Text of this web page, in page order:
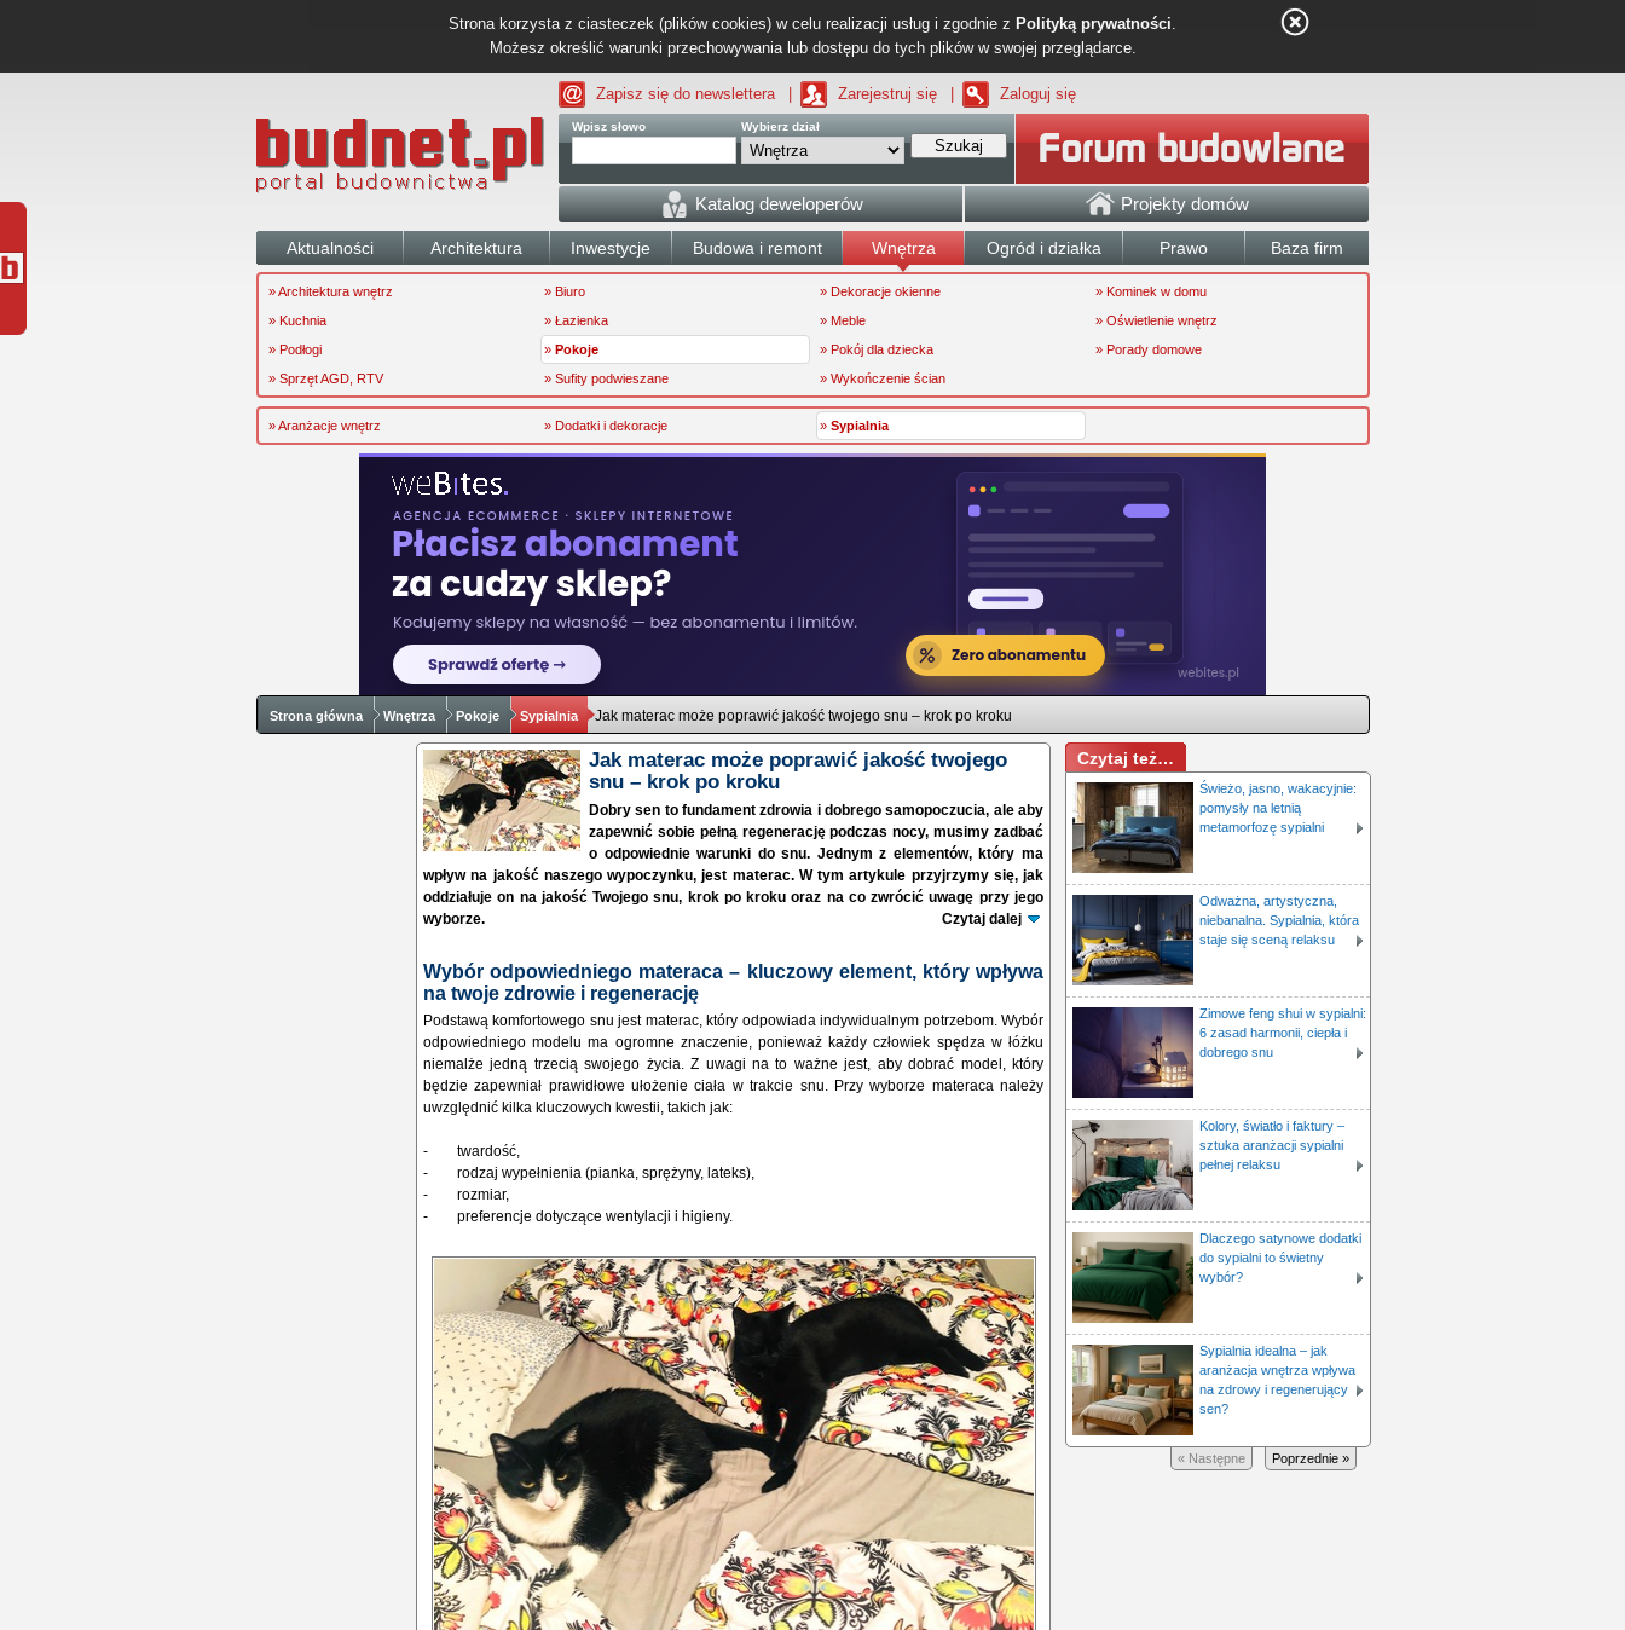
Strona korzysta z ciasteczek (plików cookies) w celu realizacji usług i zgodnie z Polityką prywatności.
Możesz określić warunki przechowywania lub dostępu do tych plików w swojej przeglądarce.
Zapisz się do newslettera Zarejestruj się Zaloguj się
Wpisz słowo Wybierz dział
Szukaj
Katalog deweloperów Projekty domów
Aktualności Architektura Inwestycje Budowa i remont Wnętrza Ogród i działka Prawo Baza firm
» Architektura wnętrz » Biuro » Dekoracje okienne
» Kominek w domu
» Kuchnia
» Łazienka » Meble
» Oświetlenie wnętrz
» Podłogi
» Pokoje » Pokój dla dziecka
» Porady domowe
» Sprzęt AGD, RTV
» Sufity podwieszane » Wykończenie ścian
» Aranżacje wnętrz » Dodatki i dekoracje » Sypialnia
Strona główna Wnętrza Pokoje Sypialnia Jak materac może poprawić jakość twojego snu – krok po kroku
Jak materac może poprawić jakość twojego
snu – krok po kroku
Dobry sen to fundament zdrowia i dobrego samopoczucia, ale aby
zapewnić sobie pełną regenerację podczas nocy, musimy zadbać
o odpowiednie warunki do snu. Jednym z elementów, który ma
wpływ na jakość naszego wypoczynku, jest materac. W tym artykule przyjrzymy się, jak
oddziałuje on na jakość Twojego snu, krok po kroku oraz na co zwrócić uwagę przy jego
wyborze.
Czytaj dalej
Wybór odpowiedniego materaca – kluczowy element, który wpływa
na twoje zdrowie i regenerację
Podstawą komfortowego snu jest materac, który odpowiada indywidualnym potrzebom. Wybór
odpowiedniego modelu ma ogromne znaczenie, ponieważ każdy człowiek spędza w łóżku
niemalże jedną trzecią swojego życia. Z uwagi na to ważne jest, aby dobrać model, który
będzie zapewniał prawidłowe ułożenie ciała w trakcie snu. Przy wyborze materaca należy
uwzględnić kilka kluczowych kwestii, takich jak:
- twardość,
- rodzaj wypełnienia (pianka, sprężyny, lateks),
- rozmiar,
- preferencje dotyczące wentylacji i higieny.
Czytaj też…
Świeżo, jasno, wakacyjnie:
pomysły na letnią
metamorfozę sypialni
Odważna, artystyczna,
niebanalna. Sypialnia, która
staje się sceną relaksu
Zimowe feng shui w sypialni:
6 zasad harmonii, ciepła i
dobrego snu
Kolory, światło i faktury –
sztuka aranżacji sypialni
pełnej relaksu
Dlaczego satynowe dodatki
do sypialni to świetny
wybór?
Sypialnia idealna – jak
aranżacja wnętrza wpływa
na zdrowy i regenerujący
sen?
Poprzednie »
« Następne